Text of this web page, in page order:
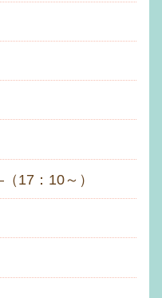
17：10～）